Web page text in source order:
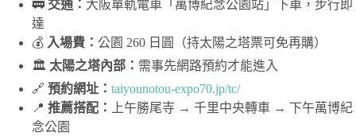
🚃 交通： 大阪單軌電車「萬博紀念公園站」下車，步行即
達
💰 入場費： 公園 260 日圓（持太陽之塔票可免再購）
🏛️ 太陽之塔內部： 需事先網路預約才能進入
🔗 預約網址： taiyounotou-expo70.jp/tc/
📍 推薦搭配：
上午勝尾寺 → 千里中央轉車 → 下午萬博紀
念公園